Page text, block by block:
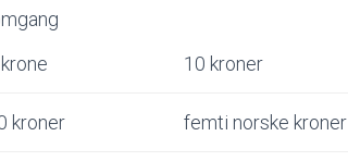
10 kroner
kroner femti norske kroner